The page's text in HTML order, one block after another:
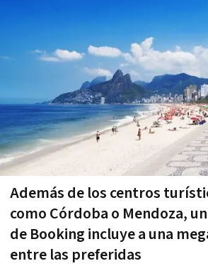
Además de los centros
como Córdoba o Mendoza,
de Booking incluye a una
entre las preferidas